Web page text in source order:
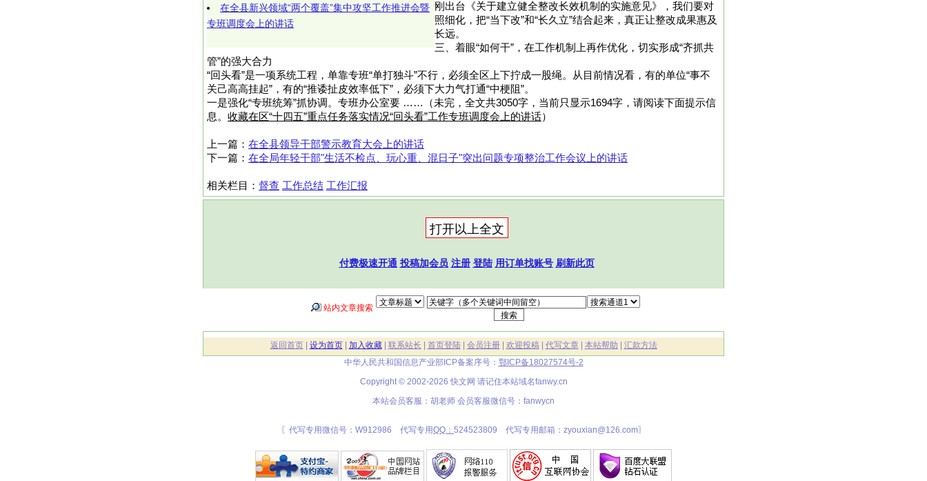
在全县新兴领域“两个覆盖”集中攻坚工作推进会暨
专班调度会上的讲话
刚出台《关于建立健全整改长效机制的实施意见》，我们要对
照细化，把“当下改”和“长久立”结合起来，真正让整改成果惠及
长远。
三、着眼“如何干”，在工作机制上再作优化，切实形成“齐抓共
管”的强大合力
“回头看”是一项系统工程，单靠专班“单打独斗”不行，必须全区上下拧成一股绳。从目前情况看，有的单位“事不
关己高高挂起”，有的“推诿扯皮效率低下”，必须下大力气打通“中梗阻”。
​​一是强化“专班统筹”抓协调。​​专班办公室要 ……（未完，全文共3050字，当前只显示1694字，请阅读下面提示信
息。 收藏在区“十四五”重点任务落实情况“回头看”工作专班调度会上的讲话）
上一篇： 在全县领导干部警示教育大会上的讲话
下一篇： 在全局年轻干部"生活不检点、玩心重、混日子"突出问题专项整治工作会议上的讲话
相关栏目： 督查 工作总结 工作汇报
付费极速开通 投稿加会员 注册 登陆 用订单找账号 刷新此页
站内文章搜索
返回首页| 设为首页| 加入收藏| 联系站长 首页登陆| 会员注册| 欢迎投稿 代写文章| 本站帮助
汇款方法
中华人民共和国信息产业部ICP备案序号： 鄂ICP备18027574号-2
Copyright © 2002-2026 快文网 请记住本站域名fanwy.cn
本站会员客服：胡老师 会员客服微信号：fanwycn
〖代写专用微信号：W912986 代写专用QQ： 524523809 代写专用邮箱：zyouxian@126.com〗